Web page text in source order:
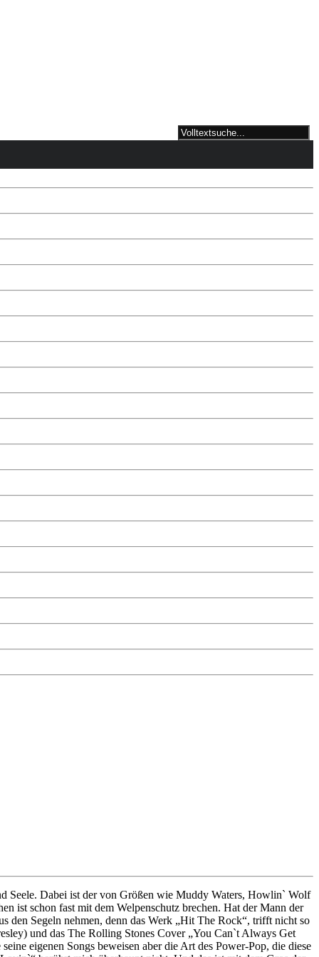
Seele. Dabei ist der von Größen wie Muddy Waters, Howlin` Wolf
ist schon fast mit dem Welpenschutz brechen. Hat der Mann der
den Segeln nehmen, denn das Werk „Hit The Rock“, trifft nicht so
und das The Rolling Stones Cover „You Can`t Always Get
eigenen Songs beweisen aber die Art des Power-Pop, die diese